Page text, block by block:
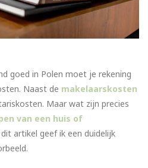
goed in Polen moet je rekening
Naast de makelaarskosten
Maar wat zijn precies
van een huis of
artikel geef ik een duidelijk